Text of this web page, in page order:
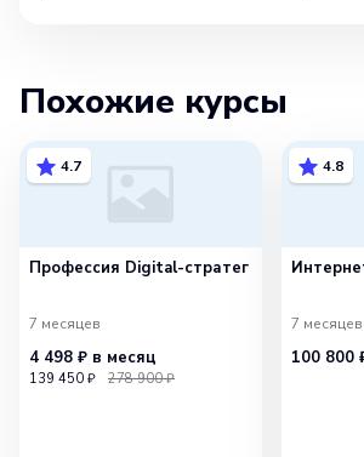
Похожие курсы
4.7
Профессия Digital-стратег
7 месяцев
4 498 ₽ в месяц
139 450 ₽ 278 900 ₽
4.8
7 месяцев
100 800